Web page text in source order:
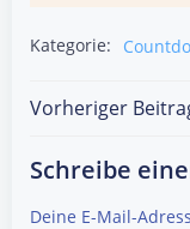
Kategorie:
Post
Vorheriger
Schreibe
Deine E-Mail-